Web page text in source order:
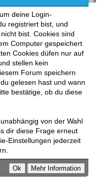
deine Login-
registriert bist, und
bist. Cookies sind
Computer gespeichert
Cookies düfen nur auf
stellen kein
Forum speichern
gelesen hast und wann
bestätige, ob du diese
von der Wahl
dir diese Frage erneut
Einstellungen jederzeit
MyBB GoMobile
MyBB addons.